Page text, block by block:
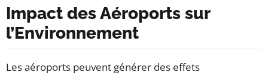
Impact des Aéroports sur
l’Environnement
Les aéroports peuvent générer des effets